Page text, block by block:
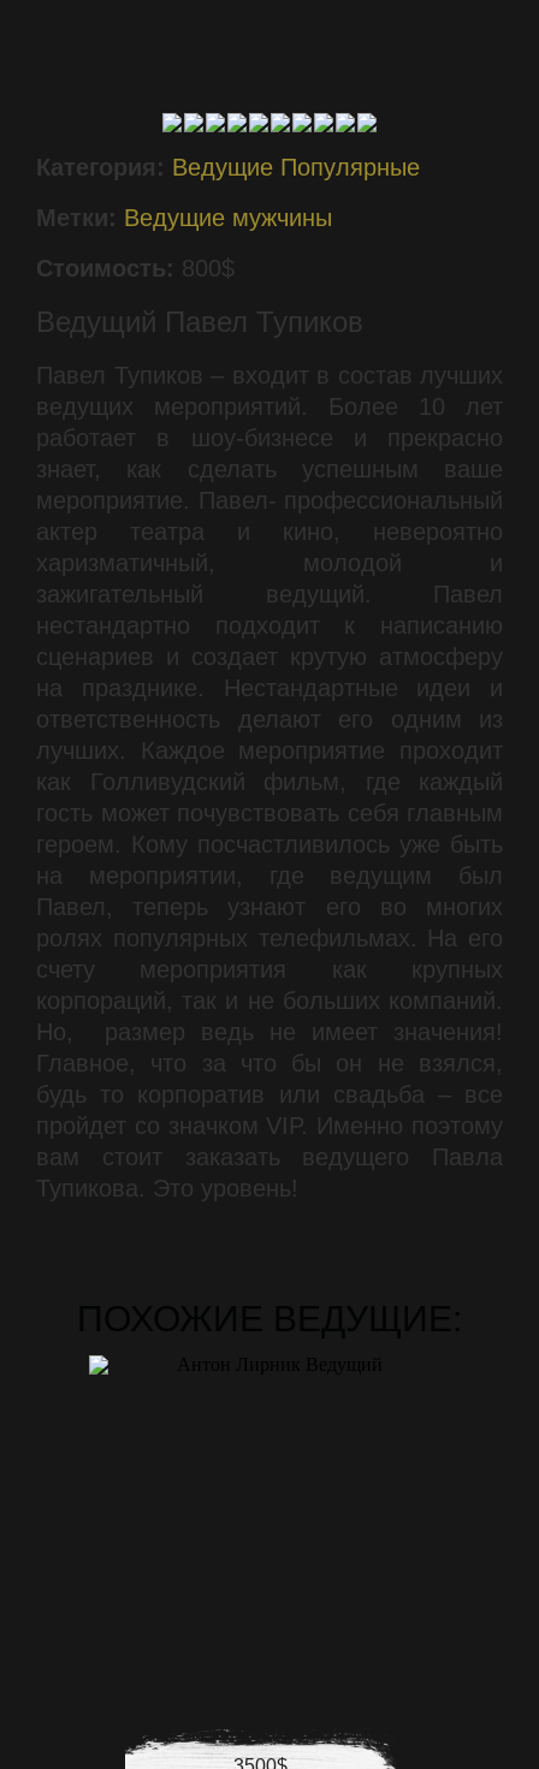
Категория: Ведущие Популярные
Метки: Ведущие мужчины
Стоимость: 800$
Ведущий Павел Тупиков
Павел Тупиков – входит в состав лучших
ведущих мероприятий. Более 10 лет
работает в шоу-бизнесе и прекрасно
знает, как сделать успешным ваше
мероприятие. Павел- профессиональный
актер театра и кино, невероятно
харизматичный, молодой и
зажигательный ведущий. Павел
нестандартно подходит к написанию
сценариев и создает крутую атмосферу
на празднике. Нестандартные идеи и
ответственность делают его одним из
лучших. Каждое мероприятие проходит
как Голливудский фильм, где каждый
гость может почувствовать себя главным
героем. Кому посчастливилось уже быть
на мероприятии, где ведущим был
Павел, теперь узнают его во многих
ролях популярных телефильмах. На его
счету мероприятия как крупных
корпораций, так и не больших компаний.
Но, размер ведь не имеет значения!
Главное, что за что бы он не взялся,
будь то корпоратив или свадьба – все
пройдет со значком VIP. Именно поэтому
вам стоит заказать ведущего Павла
Тупикова. Это уровень!